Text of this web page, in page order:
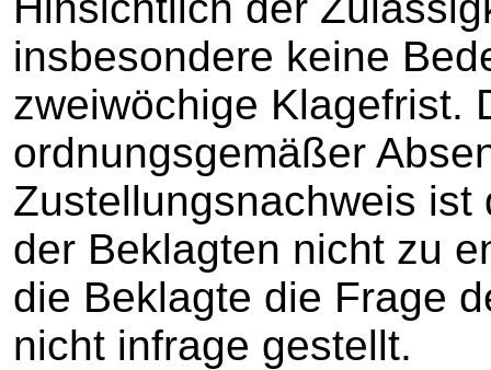
insbesondere keine
zweiwöchige Klagefrist.
ordnungsgemäßer
Zustellungsnachweis ist
der Beklagten nicht zu
die Beklagte die Frage
nicht infrage gestellt.